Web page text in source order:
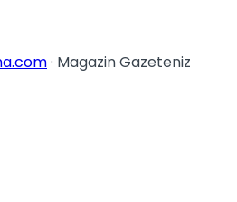
· Magazin Gazeteniz